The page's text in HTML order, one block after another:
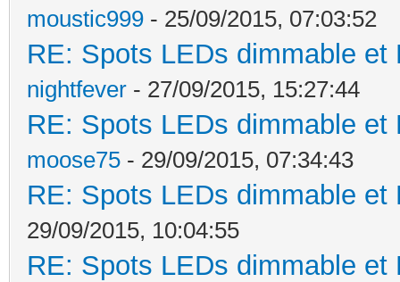
moustic999 - 25/09/2015, 07:03:52
RE: Spots LEDs dimmable
nightfever - 27/09/2015, 15:27:44
RE: Spots LEDs dimmable
moose75 - 29/09/2015, 07:34:43
RE: Spots LEDs dimmable
29/09/2015, 10:04:55
RE: Spots LEDs dimmable